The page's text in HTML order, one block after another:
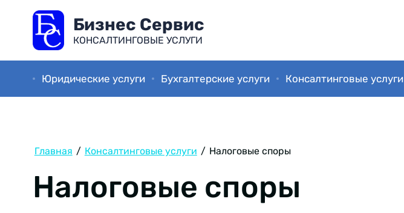
Бизнес Cервис
КОНСАЛТИНГОВЫЕ УСЛУГИ
Юридические услуги Бухгалтерские услуги Консалтинговые услуги
Главная / Консалтинговые услуги / Налоговые споры
Налоговые споры